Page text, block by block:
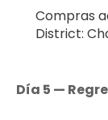
Compras
District:
Día 5 —